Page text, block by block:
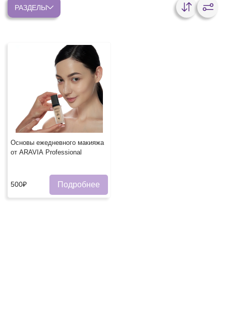
РАЗДЕЛЫ
Основы ежедневного макияжа
от ARAVIA Professional
500₽ Подробнее